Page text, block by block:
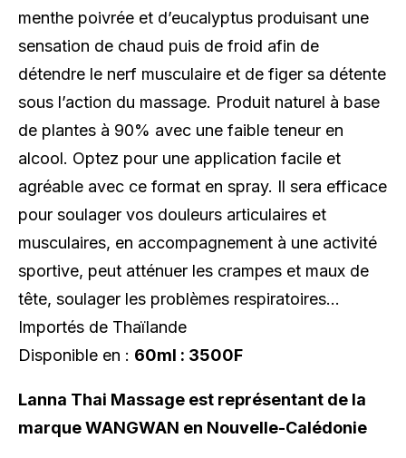
menthe poivrée et d’eucalyptus produisant une
sensation de chaud puis de froid afin de
détendre le nerf musculaire et de figer sa détente
sous l’action du massage. Produit naturel à base
de plantes à 90% avec une faible teneur en
alcool. Optez pour une application facile et
agréable avec ce format en spray. Il sera efficace
pour soulager vos douleurs articulaires et
musculaires, en accompagnement à une activité
sportive, peut atténuer les crampes et maux de
tête, soulager les problèmes respiratoires…
Importés de Thaïlande
Disponible en : 60ml : 3500F
Lanna Thai Massage est représentant de la
marque WANGWAN en Nouvelle-Calédonie